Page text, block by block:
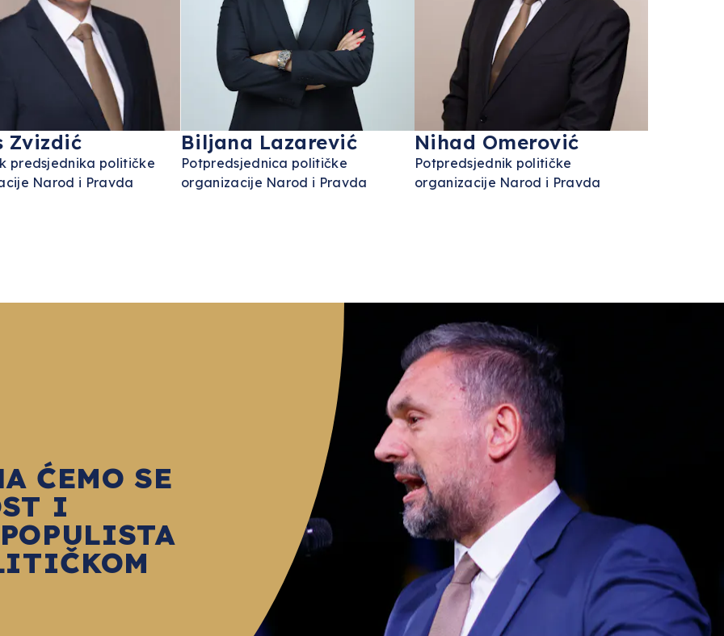
Zvizdić
predsjednika političke
Narod i Pravda
Biljana Lazarević
Potpredsjednica političke
organizacije Narod i Pravda
Nihad Omerović
Potpredsjednik političke
organizacije Narod i Pravda
ĆEMO SE
I